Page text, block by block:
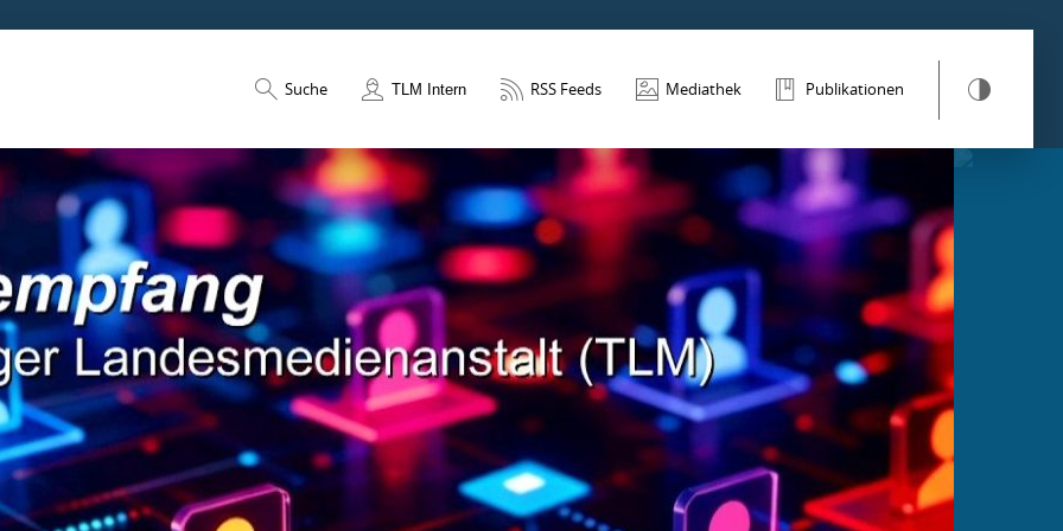
Suche TLM Intern RSS Feeds Mediathek Publikationen